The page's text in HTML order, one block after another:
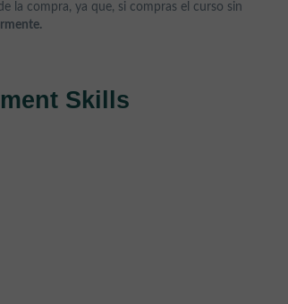
la compra, ya que, si compras el curso sin
Skills